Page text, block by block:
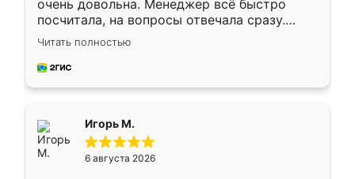
очень довольна. Менеджер всё быстро
посчитала, на вопросы отвечала сразу.
Замерщик приехал в субботу, подошёл к
делу со всей ответственностью. Собрали
за день, ребята работали аккуратно, даже
Читать полностью
Игорь М.
6 августа 2026